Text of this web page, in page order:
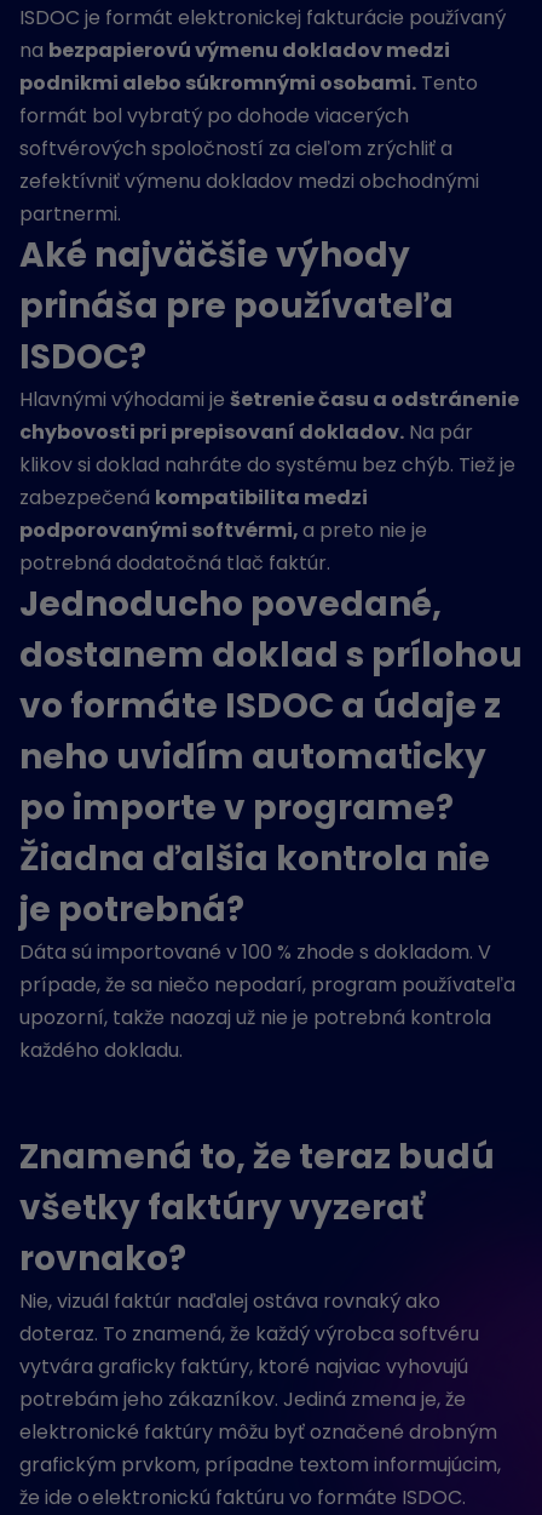
ISDOC je formát elektronickej fakturácie používaný
na bezpapierovú výmenu dokladov medzi
podnikmi alebo súkromnými osobami. Tento
formát bol vybratý po dohode viacerých
softvérových spoločností za cieľom zrýchliť a
zefektívniť výmenu dokladov medzi obchodnými
partnermi.
Aké najväčšie výhody
prináša pre používateľa
ISDOC?
Hlavnými výhodami je šetrenie času a odstránenie
chybovosti pri prepisovaní dokladov. Na pár
klikov si doklad nahráte do systému bez chýb. Tiež je
zabezpečená kompatibilita medzi
podporovanými softvérmi,a preto nie je
potrebná dodatočná tlač faktúr.
Jednoducho povedané,
dostanem doklad s prílohou
vo formáte ISDOC a údaje z
neho uvidím automaticky
po importe v programe?
Žiadna ďalšia kontrola nie
je potrebná?
Dáta sú importované v 100 % zhode s dokladom. V
prípade, že sa niečo nepodarí, program používateľa
upozorní, takže naozaj už nie je potrebná kontrola
každého dokladu.
Znamená to, že teraz budú
všetky faktúry vyzerať
rovnako?
Nie, vizuál faktúr naďalej ostáva rovnaký ako
doteraz. To znamená, že každý výrobca softvéru
vytvára graficky faktúry, ktoré najviac vyhovujú
potrebám jeho zákazníkov. Jediná zmena je, že
elektronické faktúry môžu byť označené drobným
grafickým prvkom, prípadne textom informujúcim,
že ide o elektronickú faktúru vo formáte ISDOC.